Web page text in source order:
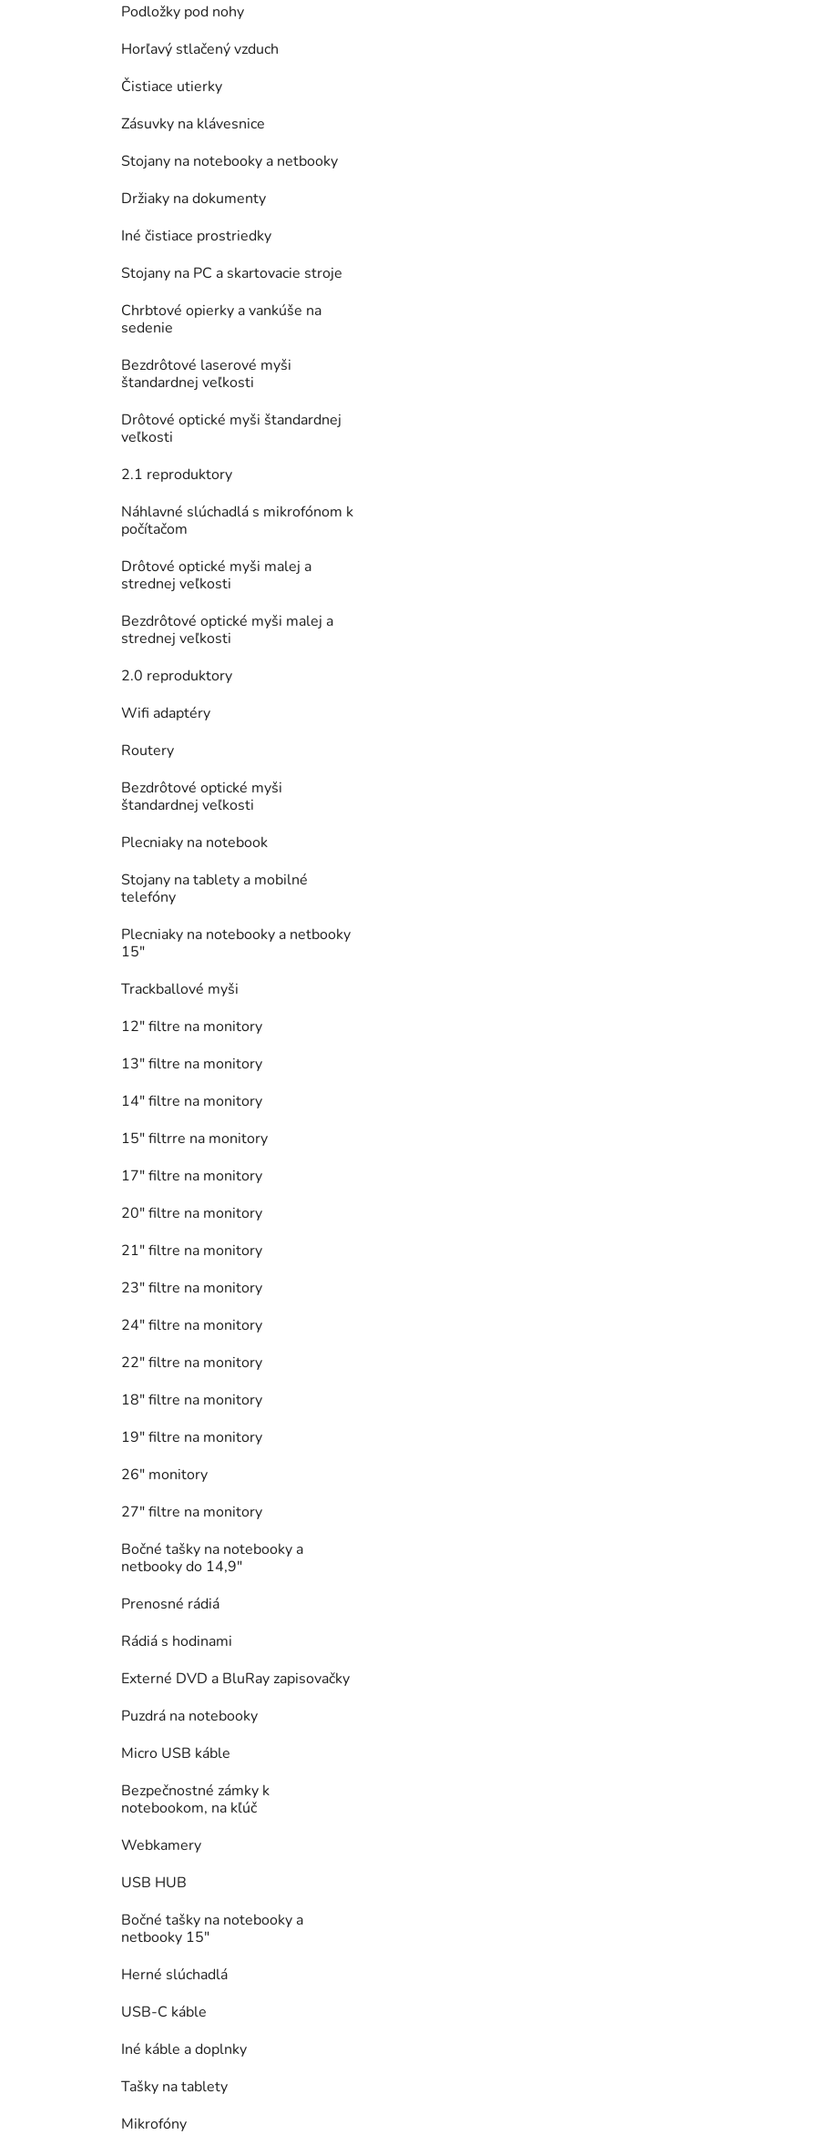
Podložky pod nohy
Horľavý stlačený vzduch
Čistiace utierky
Zásuvky na klávesnice
Stojany na notebooky a netbooky
Držiaky na dokumenty
Iné čistiace prostriedky
Stojany na PC a skartovacie stroje
Chrbtové opierky a vankúše na
sedenie
Bezdrôtové laserové myši
štandardnej veľkosti
Drôtové optické myši štandardnej
veľkosti
2.1 reproduktory
Náhlavné slúchadlá s mikrofónom k
počítačom
Drôtové optické myši malej a
strednej veľkosti
Bezdrôtové optické myši malej a
strednej veľkosti
2.0 reproduktory
Wifi adaptéry
Routery
Bezdrôtové optické myši
štandardnej veľkosti
Plecniaky na notebook
Stojany na tablety a mobilné
telefóny
Plecniaky na notebooky a netbooky
15"
Trackballové myši
12" filtre na monitory
13" filtre na monitory
14" filtre na monitory
15" filtrre na monitory
17" filtre na monitory
20" filtre na monitory
21" filtre na monitory
23" filtre na monitory
24" filtre na monitory
22" filtre na monitory
18" filtre na monitory
19" filtre na monitory
26" monitory
27" filtre na monitory
Bočné tašky na notebooky a
netbooky do 14,9"
Prenosné rádiá
Rádiá s hodinami
Externé DVD a BluRay zapisovačky
Puzdrá na notebooky
Micro USB káble
Bezpečnostné zámky k
notebookom, na kľúč
Webkamery
USB HUB
Bočné tašky na notebooky a
netbooky 15"
Herné slúchadlá
USB-C káble
Iné káble a doplnky
Tašky na tablety
Mikrofóny